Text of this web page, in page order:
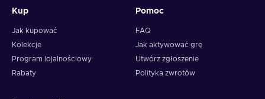
Kup
Jak kupować
Kolekcje
Program lojalnościowy
Rabaty
Pomoc
FAQ
Jak aktywować grę
Utwórz zgłoszenie
Polityka zwrotów